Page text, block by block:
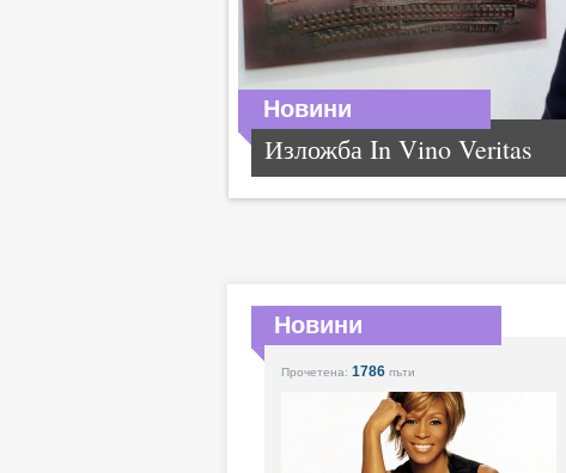
Новини
Изложба In Vino Veritas
Новини
Прочетена: 1786пъти